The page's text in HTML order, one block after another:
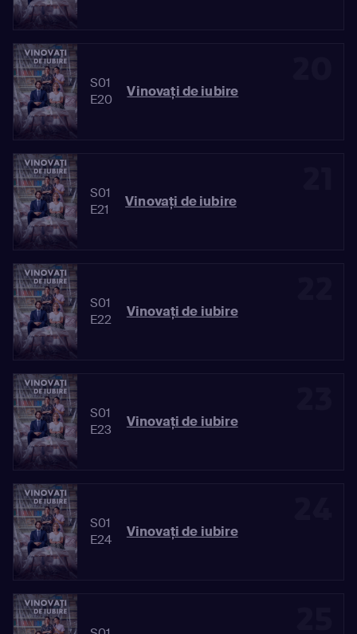
S01
E20
Vinovaţi de iubire
S01
E21
Vinovaţi de iubire
S01
E22
Vinovaţi de iubire
S01
E23
Vinovaţi de iubire
S01
E24
Vinovaţi de iubire